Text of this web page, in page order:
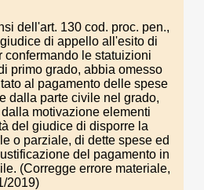
dell'art. 130 cod. proc. pen.,
di appello all'esito di
confermando le statuizioni
primo grado, abbia omesso
al pagamento delle spese
dalla parte civile nel grado,
motivazione elementi
del giudice di disporre la
o parziale, di dette spese ed
del pagamento in
(Corregge errore materiale,
2019)